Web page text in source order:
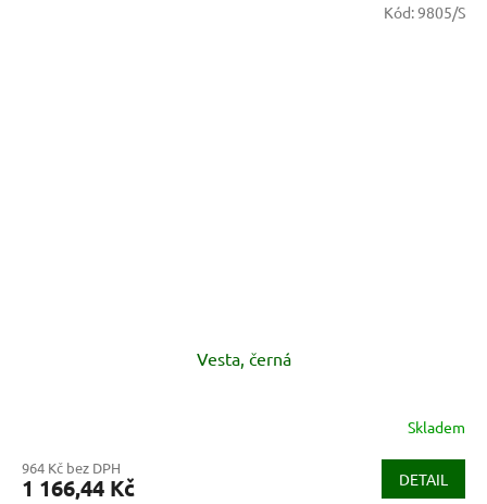
Vesta, černá
Skladem
964 Kč bez DPH
1 166,44 Kč DETAIL
Kód:9805/S